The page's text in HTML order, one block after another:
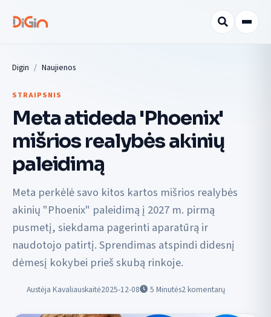
Digin Naujienos
STRAIPSNIS
Meta atideda 'Phoenix'
mišrios realybės akinių
paleidimą
Meta perkėlė savo kitos kartos mišrios realybės
akinių "Phoenix" paleidimą į 2027 m. pirmą
pusmetį, siekdama pagerinti aparatūrą ir
naudotojo patirtį. Sprendimas atspindi didesnį
dėmesį kokybei prieš skubą rinkoje.
Austėja Kavaliauskaitė2025-12-08 5 Minutės2 komentarų